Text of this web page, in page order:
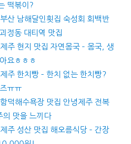
떡볶이?
산 남해달인횟집 숙성회 회백반
정동 대티역 맛집
주 현지 맛집 자연몸국 – 몸국, 생
요ㅎㅎㅎ
주 한치빵 – 한치 없는 한치빵?
ㅠㅠ
덕해수욕장 맛집 안녕제주 전복
의 맛을 느끼다
주 성산 맛집 해오름식당 – 간장